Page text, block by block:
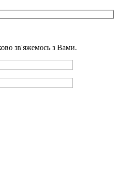
зв'яжемось з Вами.